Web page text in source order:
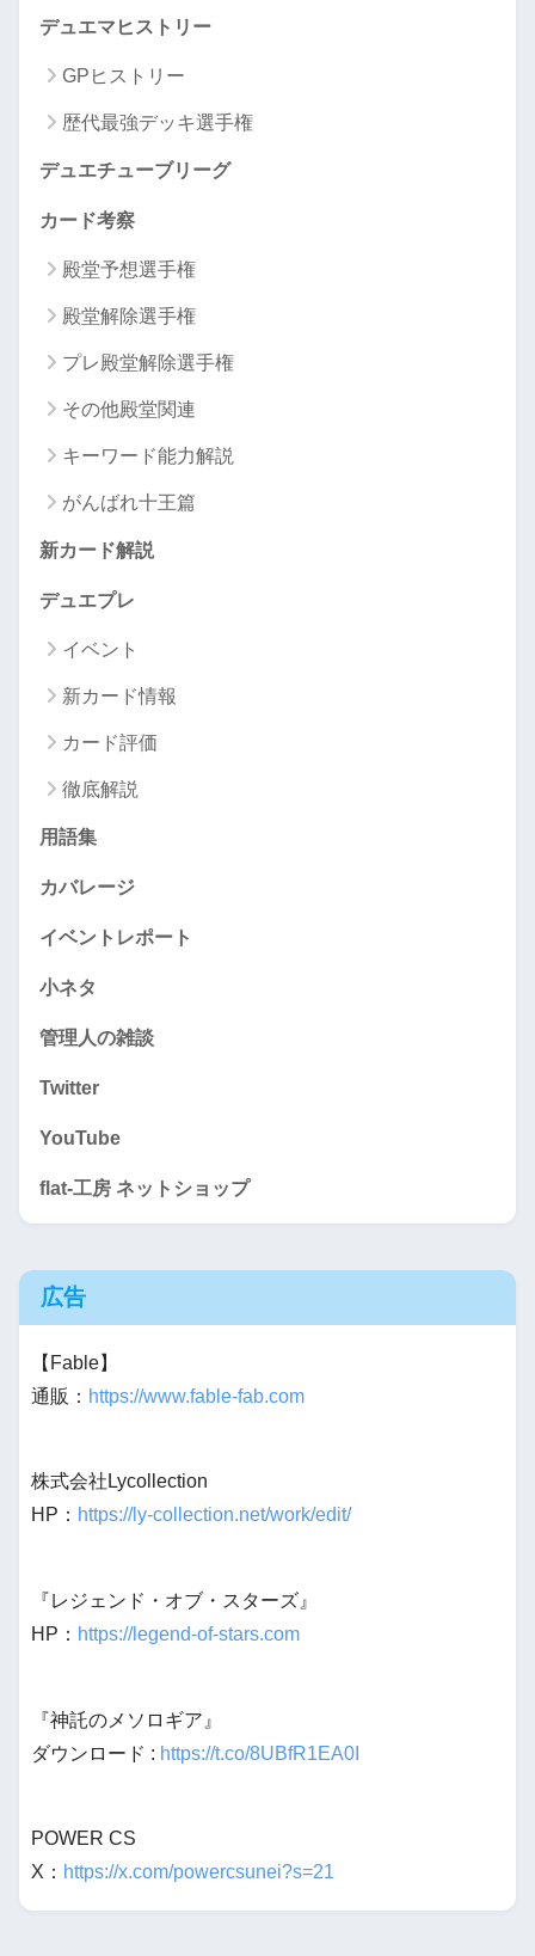
デュエマヒストリー
GPヒストリー
歴代最強デッキ選手権
デュエチューブリーグ
カード考察
殿堂予想選手権
殿堂解除選手権
プレ殿堂解除選手権
その他殿堂関連
キーワード能力解説
がんばれ十王篇
新カード解説
デュエプレ
イベント
新カード情報
カード評価
徹底解説
用語集
カバレージ
イベントレポート
小ネタ
管理人の雑談
Twitter
YouTube
flat-工房 ネットショップ
広告
【Fable】
通販： https://www.fable-fab.com
株式会社Lycollection
HP： https://ly-collection.net/work/edit/
『レジェンド・オブ・スターズ』
HP： https://legend-of-stars.com
『神託のメソロギア』
ダウンロード : https://t.co/8UBfR1EA0I
POWER CS
X： https://x.com/powercsunei?s=21